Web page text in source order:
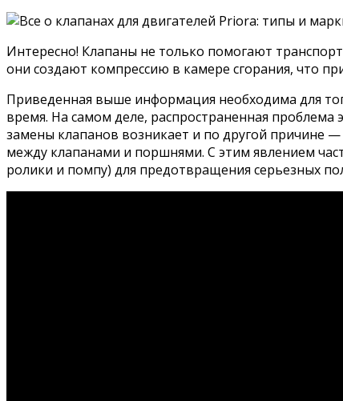
Интересно! Клапаны не только помогают
они создают компрессию в камере сгорания, что
Приведенная выше информация необходима для
время. На самом деле, распространенная
замены клапанов возникает и по другой причине
между клапанами и поршнями. С этим явлением
ролики и помпу) для предотвращения серьезных